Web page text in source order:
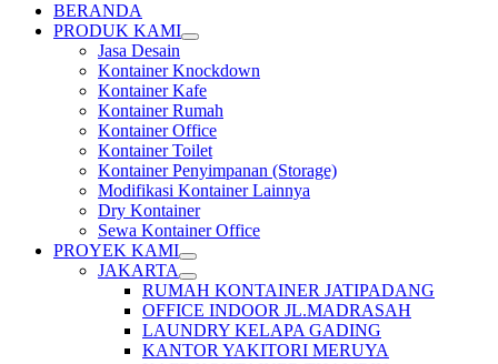
BERANDA
PRODUK KAMI
Jasa Desain
Kontainer Knockdown
Kontainer Kafe
Kontainer Rumah
Kontainer Office
Kontainer Toilet
Kontainer Penyimpanan (Storage)
Modifikasi Kontainer Lainnya
Dry Kontainer
Sewa Kontainer Office
PROYEK KAMI
JAKARTA
RUMAH KONTAINER JATIPADANG
OFFICE INDOOR JL.MADRASAH
LAUNDRY KELAPA GADING
KANTOR YAKITORI MERUYA